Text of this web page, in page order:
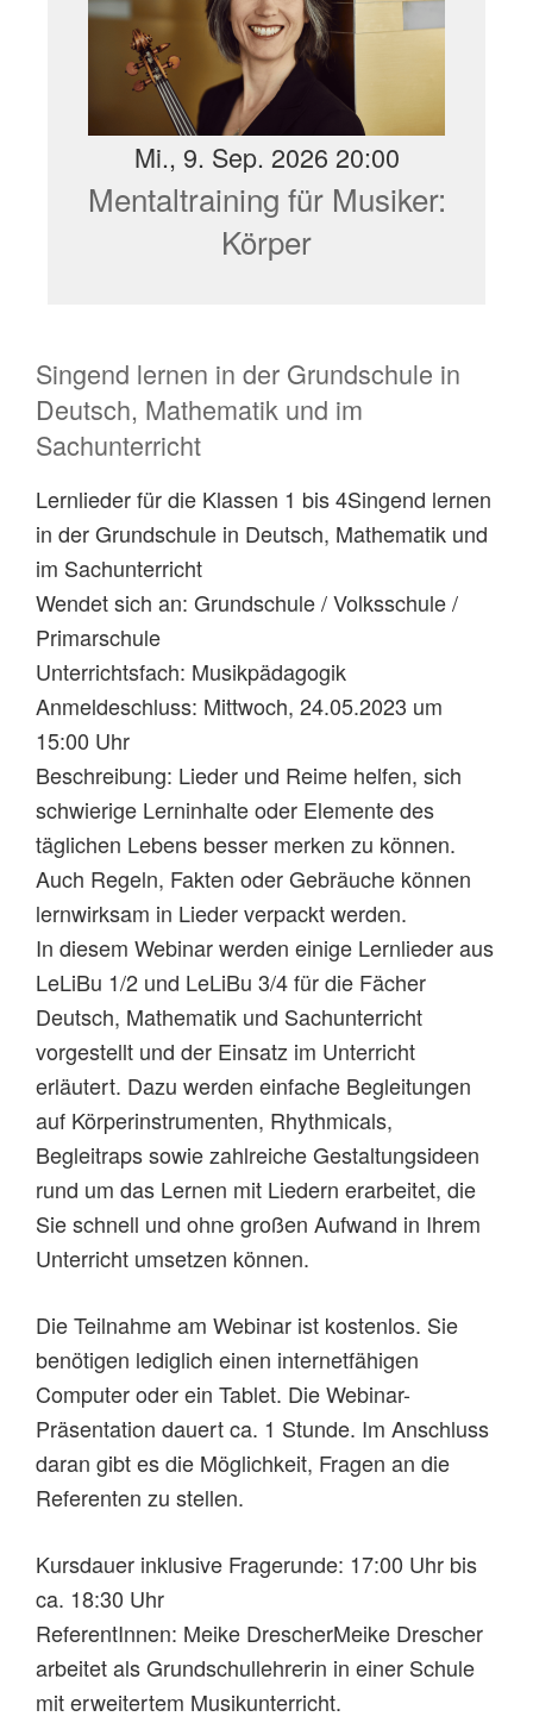
Mi., 9. Sep. 2026 20:00
Mentaltraining für Musiker:
Körper
Singend lernen in der Grundschule in
Deutsch, Mathematik und im
Sachunterricht
Lernlieder für die Klassen 1 bis 4Singend lernen
in der Grundschule in Deutsch, Mathematik und
im Sachunterricht
Wendet sich an: Grundschule / Volksschule /
Primarschule
Unterrichtsfach: Musikpädagogik
Anmeldeschluss: Mittwoch, 24.05.2023 um
15:00 Uhr
Beschreibung: Lieder und Reime helfen, sich
schwierige Lerninhalte oder Elemente des
täglichen Lebens besser merken zu können.
Auch Regeln, Fakten oder Gebräuche können
lernwirksam in Lieder verpackt werden.
In diesem Webinar werden einige Lernlieder aus
LeLiBu 1/2 und LeLiBu 3/4 für die Fächer
Deutsch, Mathematik und Sachunterricht
vorgestellt und der Einsatz im Unterricht
erläutert. Dazu werden einfache Begleitungen
auf Körperinstrumenten, Rhythmicals,
Begleitraps sowie zahlreiche Gestaltungsideen
rund um das Lernen mit Liedern erarbeitet, die
Sie schnell und ohne großen Aufwand in Ihrem
Unterricht umsetzen können.
Die Teilnahme am Webinar ist kostenlos. Sie
benötigen lediglich einen internetfähigen
Computer oder ein Tablet. Die Webinar-
Präsentation dauert ca. 1 Stunde. Im Anschluss
daran gibt es die Möglichkeit, Fragen an die
Referenten zu stellen.
Kursdauer inklusive Fragerunde: 17:00 Uhr bis
ca. 18:30 Uhr
ReferentInnen: Meike DrescherMeike Drescher
arbeitet als Grundschullehrerin in einer Schule
mit erweitertem Musikunterricht.